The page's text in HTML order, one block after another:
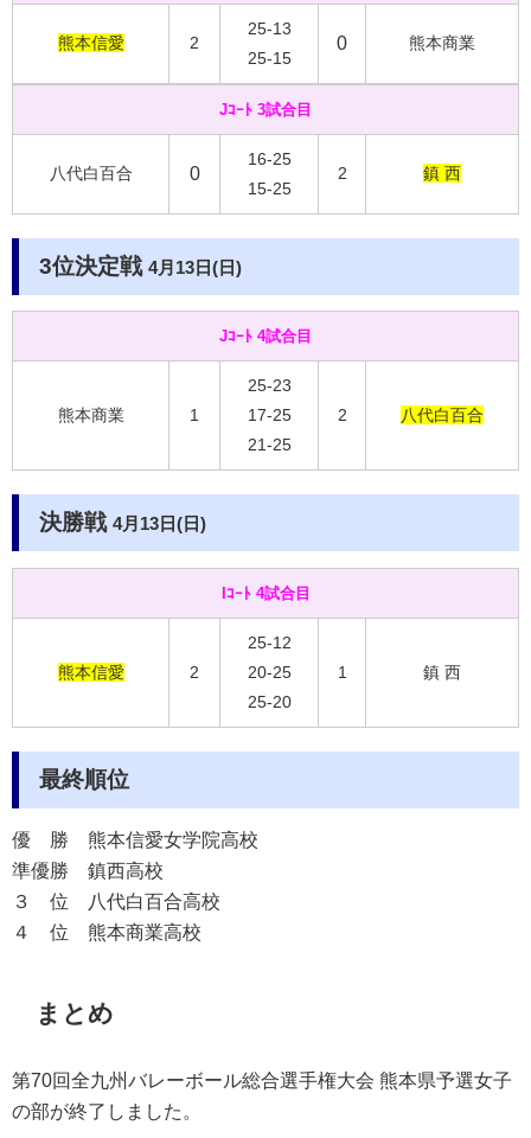
熊本信愛 2
25-13
25-15
0 熊本商業
Jｺｰﾄ 3試合目
八代白百合 0
16-25
15-25
2 鎮 西
3位決定戦 4月13日(日)
Jｺｰﾄ 4試合目
熊本商業 1
25-23
17-25
21-25
2 八代白百合
決勝戦 4月13日(日)
Iｺｰﾄ 4試合目
熊本信愛 2
25-12
20-25
25-20
1 鎮 西
最終順位
優 勝 熊本信愛女学院高校
準優勝 鎮西高校
３ 位
八代白百合高校
４ 位 熊本商業高校
まとめ
第70回全九州バレーボール総合選手権大会 熊本県予選女子
の部が終了しました。